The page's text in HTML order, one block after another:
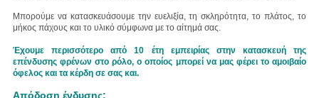
Μπορούμε να κατασκευάσουμε την ευελιξία, τη σκληρότητα, το πλάτος, το
μήκος πάχους και το υλικό σύμφωνα με το αίτημά σας.
Έχουμε περισσότερο από 10 έτη εμπειρίας στην κατασκευή της
επένδυσης φρένων στο ρόλο, ο οποίος μπορεί να μας φέρει το αμοιβαίο
όφελος και τα κέρδη σε σας και.
Απόδοση ένδυσης: